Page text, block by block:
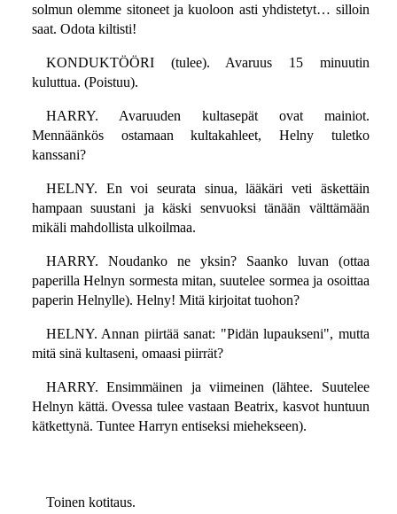
solmun olemme sitoneet ja kuoloon asti yhdistetyt… silloin
saat. Odota kiltisti!
KONDUKTÖÖRI (tulee). Avaruus 15 minuutin
kuluttua. (Poistuu).
HARRY. Avaruuden kultasepät ovat mainiot.
Mennäänkös ostamaan kultakahleet, Helny tuletko
kanssani?
HELNY. En voi seurata sinua, lääkäri veti äskettäin
hampaan suustani ja käski senvuoksi tänään välttämään
mikäli mahdollista ulkoilmaa.
HARRY. Noudanko ne yksin? Saanko luvan (ottaa
paperilla Helnyn sormesta mitan, suutelee sormea ja osoittaa
paperin Helnylle). Helny! Mitä kirjoitat tuohon?
HELNY. Annan piirtää sanat: "Pidän lupaukseni", mutta
mitä sinä kultaseni, omaasi piirrät?
HARRY. Ensimmäinen ja viimeinen (lähtee. Suutelee
Helnyn kättä. Ovessa tulee vastaan Beatrix, kasvot huntuun
kätkettynä. Tuntee Harryn entiseksi miehekseen).
Toinen kotitaus.